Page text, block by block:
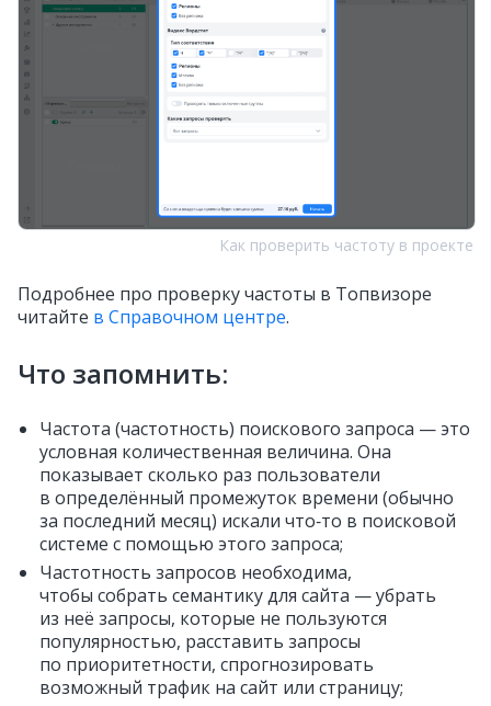
Как проверить частоту в проекте
Подробнее про проверку частоты в Топвизоре
читайте в Справочном центре.
Что запомнить:
Частота (частотность) поискового запроса — это
условная количественная величина. Она
показывает сколько раз пользователи
в определённый промежуток времени (обычно
за последний месяц) искали что‑то в поисковой
системе с помощью этого запроса;
Частотность запросов необходима,
чтобы собрать семантику для сайта — убрать
из неё запросы, которые не пользуются
популярностью, расставить запросы
по приоритетности, спрогнозировать
возможный трафик на сайт или страницу;